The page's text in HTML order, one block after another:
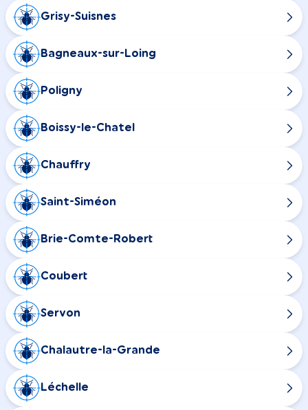
Grisy-Suisnes
Bagneaux-sur-Loing
Poligny
Boissy-le-Chatel
Chauffry
Saint-Siméon
Brie-Comte-Robert
Coubert
Servon
Chalautre-la-Grande
Léchelle